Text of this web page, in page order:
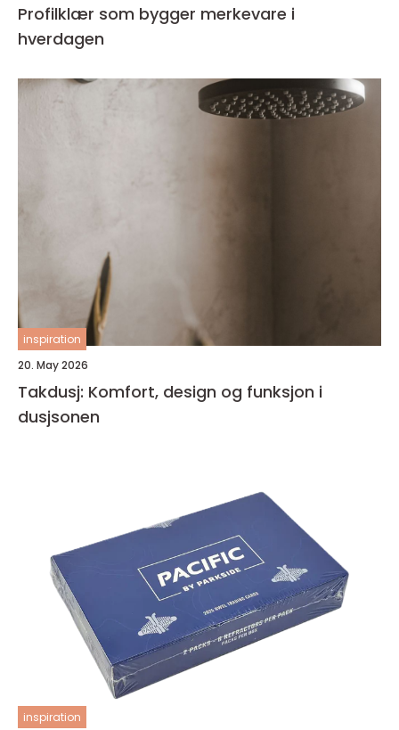
Profilklær som bygger merkevare i
hverdagen
inspiration
20. May 2026
Takdusj: Komfort, design og funksjon i
dusjsonen
inspiration